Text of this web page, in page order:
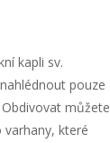
kapli sv.
pouze
můžete
varhany, které